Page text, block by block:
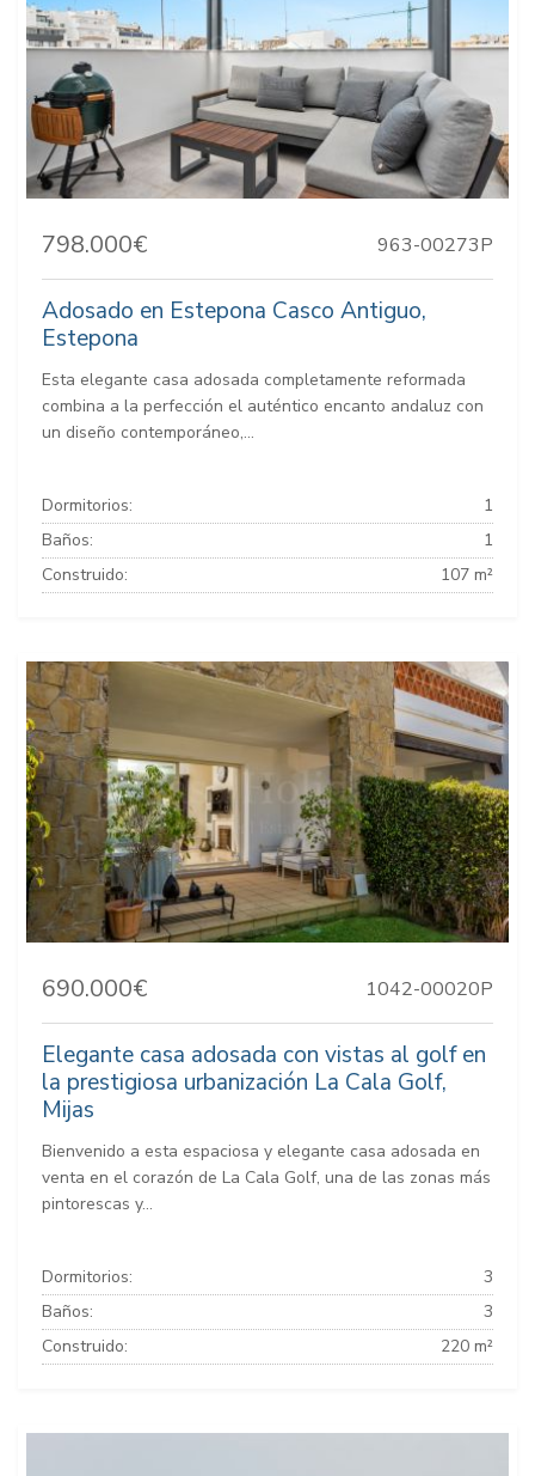
798.000€ 963-00273P
Adosado en Estepona Casco Antiguo,
Estepona
Esta elegante casa adosada completamente reformada
combina a la perfección el auténtico encanto andaluz con
un diseño contemporáneo,...
Dormitorios:
1
Baños:
1
Construido:
107 m²
690.000€ 1042-00020P
Elegante casa adosada con vistas al golf en
la prestigiosa urbanización La Cala Golf,
Mijas
Bienvenido a esta espaciosa y elegante casa adosada en
venta en el corazón de La Cala Golf, una de las zonas más
pintorescas y...
Dormitorios:
3
Baños:
3
Construido:
220 m²